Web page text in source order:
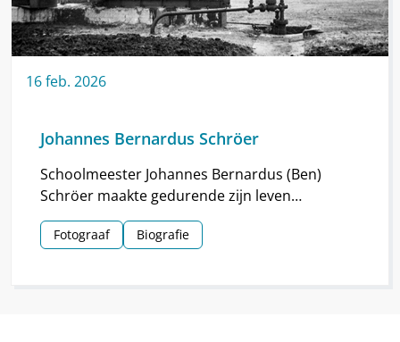
16feb. 2026
Johannes Bernardus Schröer
Schoolmeester Johannes Bernardus (Ben)
Schröer maakte gedurende zijn leven
haarscherpe foto’s in en om Nieuw-
Schoonebeek.
Fotograaf Biografie